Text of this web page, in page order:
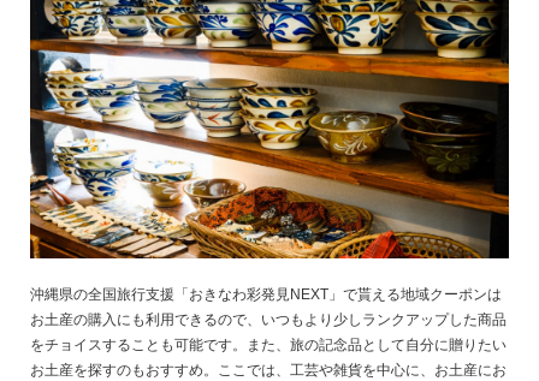
沖縄県の全国旅行支援「おきなわ彩発見NEXT」で貰える地域クーポンは
お土産の購入にも利用できるので、いつもより少しランクアップした商品
をチョイスすることも可能です。また、旅の記念品として自分に贈りたい
お土産を探すのもおすすめ。ここでは、工芸や雑貨を中心に、お土産にお